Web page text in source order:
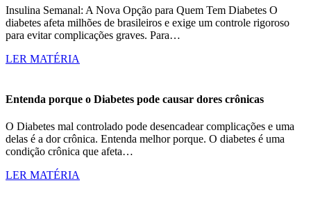
Insulina Semanal: A Nova Opção para Quem Tem Diabetes O
diabetes afeta milhões de brasileiros e exige um controle rigoroso
para evitar complicações graves. Para…
LER MATÉRIA
Entenda porque o Diabetes pode causar dores crônicas
O Diabetes mal controlado pode desencadear complicações e uma
delas é a dor crônica. Entenda melhor porque. O diabetes é uma
condição crônica que afeta…
LER MATÉRIA